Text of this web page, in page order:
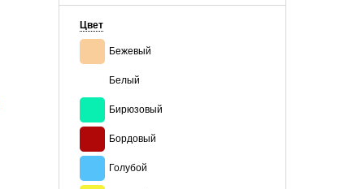
Цвет
Бежевый
Белый
Бирюзовый
Бордовый
Голубой